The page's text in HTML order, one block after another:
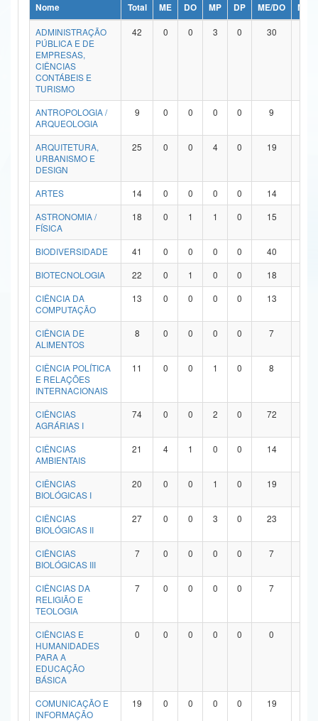
Ministério da Ciência, Tecnologia, Inovações e Comunicações
Ministério do Meio Ambiente
Ministério do Turismo
Ministério do Desenvolvimento Regional
Controladoria-Geral da União
Ministério da Mulher, da Família e dos Direitos Humanos
Secretaria de Governo
Advocacia-Geral da União
Banco Central do Brasil
Nome Total ME DO MP DP ME/DO
MP/
ADMINISTRAÇÃO
PÚBLICA E DE
EMPRESAS,
CIÊNCIAS
CONTÁBEIS E
TURISMO
42 0 0 3 0 30
ANTROPOLOGIA /
ARQUEOLOGIA
9 0 0 0 0 9
ARQUITETURA,
URBANISMO E
DESIGN
25 0 0 4 0 19
ARTES 14 0 0 0 0 14
ASTRONOMIA /
FÍSICA
18 0 1 1 0 15
BIODIVERSIDADE 41 0 0 0 0 40
BIOTECNOLOGIA
22 0 1 0 0 18
CIÊNCIA DA
COMPUTAÇÃO
13 0 0 0 0 13
CIÊNCIA DE
ALIMENTOS
8 0 0 0 0 7
CIÊNCIA POLÍTICA
E RELAÇÕES
INTERNACIONAIS
11 0 0 1 0 8
CIÊNCIAS
AGRÁRIAS I
74 0 0 2 0 72
CIÊNCIAS
AMBIENTAIS
21 4 1 0 0 14
CIÊNCIAS
BIOLÓGICAS I
20 0 0 1 0 19
CIÊNCIAS
BIOLÓGICAS II
27 0 0 3 0 23
CIÊNCIAS
BIOLÓGICAS III
7 0 0 0 0 7
CIÊNCIAS DA
RELIGIÃO E
TEOLOGIA
7 0 0 0 0 7
CIÊNCIAS E
HUMANIDADES
PARA A
EDUCAÇÃO
BÁSICA
0 0 0 0 0 0
COMUNICAÇÃO E
INFORMAÇÃO
19 0 0 0 0 19